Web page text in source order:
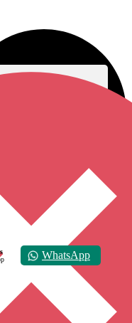
WhatsApp